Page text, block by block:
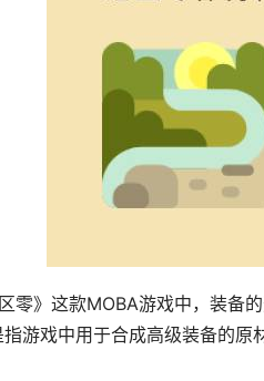
零》这款MOBA游戏中，装备
指游戏中用于合成高级装备的